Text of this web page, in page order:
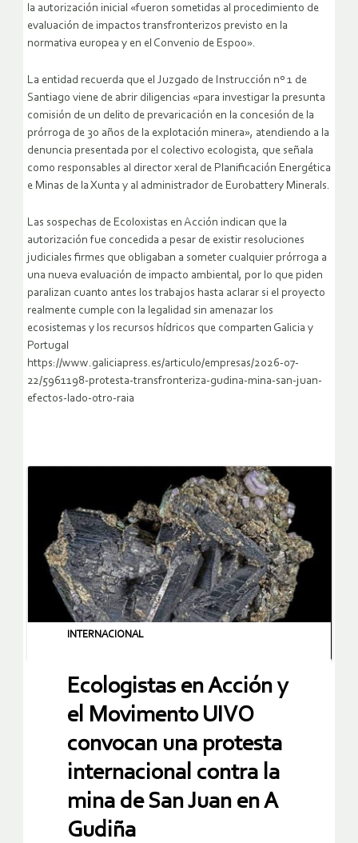
la autorización inicial «fueron sometidas al procedimiento de
evaluación de impactos transfronterizos previsto en la
normativa europea y en el Convenio de Espoo».
La entidad recuerda que el Juzgado de Instrucción nº 1 de
Santiago viene de abrir diligencias «para investigar la presunta
comisión de un delito de prevaricación en la concesión de la
prórroga de 30 años de la explotación minera», atendiendo a la
denuncia presentada por el colectivo ecologista, que señala
como responsables al director xeral de Planificación Energética
e Minas de la Xunta y al administrador de Eurobattery Minerals.
Las sospechas de Ecoloxistas en Acción indican que la
autorización fue concedida a pesar de existir resoluciones
judiciales firmes que obligaban a someter cualquier prórroga a
una nueva evaluación de impacto ambiental, por lo que piden
paralizan cuanto antes los trabajos hasta aclarar si el proyecto
realmente cumple con la legalidad sin amenazar los
ecosistemas y los recursos hídricos que comparten Galicia y
Portugal
https://www.galiciapress.es/articulo/empresas/2026-07-
22/5961198-protesta-transfronteriza-gudina-mina-san-juan-
efectos-lado-otro-raia
INTERNACIONAL
Ecologistas en Acción y
el Movimento UIVO
convocan una protesta
internacional contra la
mina de San Juan en A
Gudiña